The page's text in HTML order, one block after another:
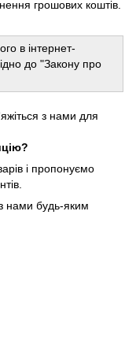
грошових коштів.
в інтернет-
до "Закону про
з нами для
і пропонуємо
нами будь-яким